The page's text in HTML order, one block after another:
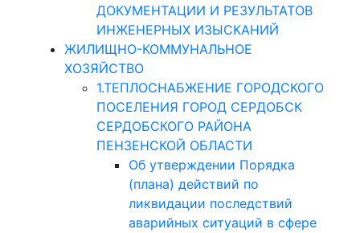
ДОКУМЕНТАЦИИ И РЕЗУЛЬТАТОВ
ИНЖЕНЕРНЫХ ИЗЫСКАНИЙ
ЖИЛИЩНО-КОММУНАЛЬНОЕ
ХОЗЯЙСТВО
1.ТЕПЛОСНАБЖЕНИЕ ГОРОДСКОГО
ПОСЕЛЕНИЯ ГОРОД СЕРДОБСК
СЕРДОБСКОГО РАЙОНА
ПЕНЗЕНСКОЙ ОБЛАСТИ
Об утверждении Порядка
(плана) действий по
ликвидации последствий
аварийных ситуаций в сфере